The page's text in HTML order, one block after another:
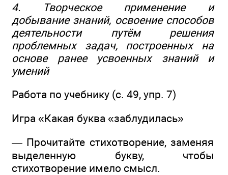
4. Творческое применение и
добывание знаний, освоение способов
деятельности путём решения
проблемных задач, построенных на
основе ранее усвоенных знаний и
умений
Работа по учебнику (с. 49, упр. 7)
Игра «Какая буква «заблудилась»
— Прочитайте стихотворение, заменяя
выделенную букву, чтобы
стихотворение имело смысл.